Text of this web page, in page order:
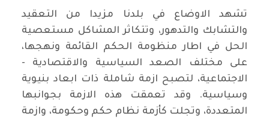
تشهد الاوضاع في بلدنا مزيدا من التعقيد
والتشابك والتدهور، وتتكاثر المشاكل مستعصية
الحل في اطار منظومة الحكم القائمة ونهجها،
على مختلف الصعد السياسية والاقتصادية -
الاجتماعية، لتصبح ازمة شاملة ذات ابعاد بنيوية
وسياسية. وقد تعمقت هذه الازمة بجوانبها
المتعددة، وتجلت كأزمة نظام حكم وحكومة، وازمة